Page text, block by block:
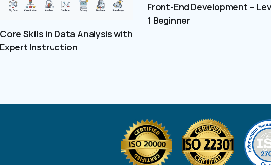
Core Skills in Data Analysis with
Expert Instruction
Front-End Development –
1 Beginner